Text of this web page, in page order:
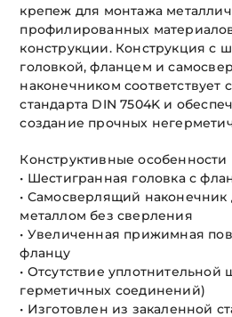
крепеж для монтажа
профилированных
конструкции. Конструкция с
головкой, фланцем и
наконечником соответствует
стандарта DIN 7504K и
создание прочных
Конструктивные особенности
• Шестигранная головка с
• Самосверлящий наконечник
металлом без сверления
• Увеличенная прижимная
фланцу
• Отсутствие
герметичных соединений)
• Изготовлен из закаленной